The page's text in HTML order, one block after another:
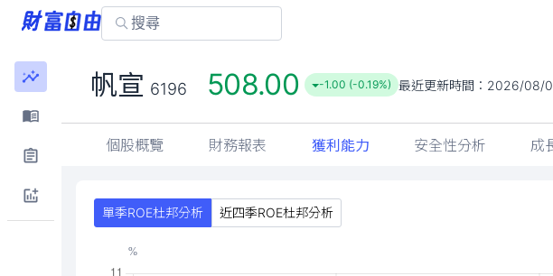
帆宣 6196 508.00 -1.00 (-0.19%) 最近更新時間： 2026/08/
個股概覽 財務報表 獲利能力 安全性分析 成
單季ROE杜邦分析 近四季ROE杜邦分析